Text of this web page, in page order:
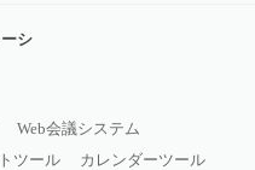
シ
Web会議システム
ツール
カレンダーツール